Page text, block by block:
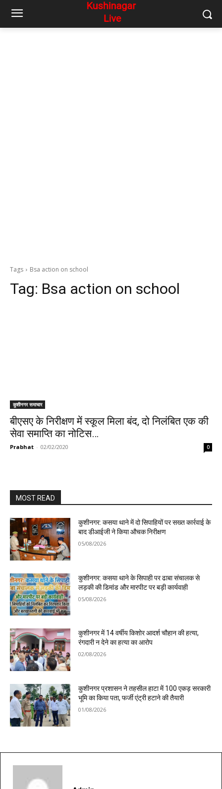
Tags Bsa action on school
Tag: Bsa action on school
कुशीनगर समाचार
बीएसए के निरीक्षण में स्कूल मिला बंद, दो निलंबित एक की
सेवा समाप्ति का नोटिस…
Prabhat - 02/02/2020 0
MOST READ
कुशीनगर: कसया थाने में दो सिपाहियों पर सख्त कार्रवाई के
बाद डीआईजी ने किया औचक निरीक्षण
05/08/2026
कुशीनगर: कसया थाने के सिपाही पर ढाबा संचालक से
लड़की की डिमांड और मारपीट पर बड़ी कार्यवाही
05/08/2026
कुशीनगर में 14 वर्षीय किशोर आदर्श चौहान की हत्या,
रंगदारी न देने का हत्या का आरोप
02/08/2026
कुशीनगर प्रशासन ने तहसील हाटा में 100 एकड़ सरकारी
भूमि का किया पता, फर्जी एंट्री हटाने की तैयारी
01/08/2026